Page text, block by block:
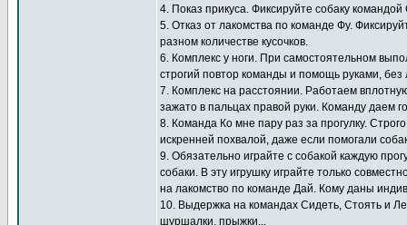
4. Показ прикуса. Фиксируйте собаку
5. Отказ от лакомства по команде Фу.
разном количестве кусочков.
6. Комплекс у ноги. При самостоятельном
строгий повтор команды и помощь руками, без
7. Комплекс на расстоянии. Работаем
зажато в пальцах правой руки. Команду даем
8. Команда Ко мне пару раз за прогулку.
искренней похвалой, даже если помогали
9. Обязательно играйте с собакой каждую
собаки. В эту игрушку играйте только
на лакомство по команде Дай. Кому даны
10. Выдержка на командах Сидеть, Стоять и
шуршалки, прыжки...